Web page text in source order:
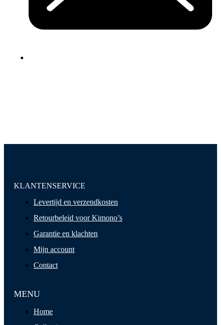
KLANTENSERVICE
Levertijd en verzendkosten
Retourbeleid voor Kimono’s
Garantie en klachten
Mijn account
Contact
MENU
Home